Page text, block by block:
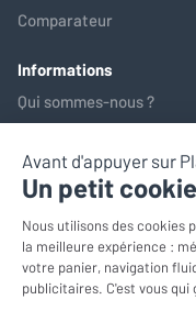
Comparateur
Informations
Qui sommes-nous ?
Service après-vente
*Prix de référence : ce
sur les 30 jours
© EasyLounge 2026 -